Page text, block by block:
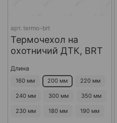
арт. termo-brt
Термочехол на
охотничий ДТК, BRT
Длина
160 мм 200 мм 220 мм
240 мм 300 мм 350 мм
230 мм 180 мм 190 мм